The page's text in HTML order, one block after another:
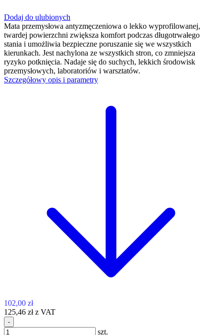
Dodaj do ulubionych
Mata przemysłowa antyzmęczeniowa o lekko wyprofilowanej,
twardej powierzchni zwiększa komfort podczas długotrwałego
stania i umożliwia bezpieczne poruszanie się we wszystkich
kierunkach. Jest nachylona ze wszystkich stron, co zmniejsza
ryzyko potknięcia. Nadaje się do suchych, lekkich środowisk
przemysłowych, laboratoriów i warsztatów.
Szczegółowy opis i parametry
102,00 zł
125,46 zł z VAT
-
szt.